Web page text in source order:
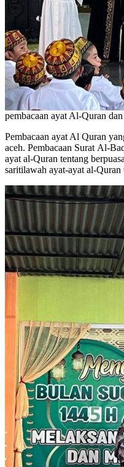
pembacaan ayat Al-Quran
Pembacaan ayat Al Quran
aceh. Pembacaan Surat Al-
ayat al-Quran tentang
saritilawah ayat-ayat al-Quran